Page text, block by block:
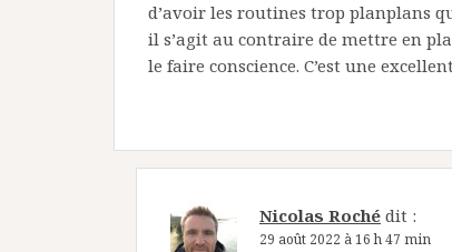
d’avoir les routines trop planplans
il s’agit au contraire de mettre en
le faire conscience. C’est une
Nicolas Roché dit :
29 août 2022 à 16 h 47 min